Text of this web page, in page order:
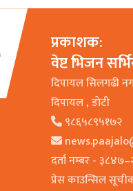
प्रकाशक:
वेष्ट भिजन
दिपायल सिलगढी
दिपायल , डाेटी
९८६५८९५१७२
दर्ता नम्बर -
प्रेस काउन्सिल